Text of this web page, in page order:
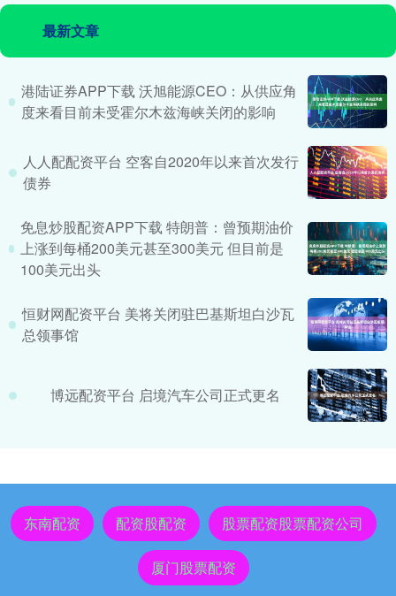
最新文章
港陆证券APP下载 沃旭能源CEO：从供应角
度来看目前未受霍尔木兹海峡关闭的影响
人人配配资平台 空客自2020年以来首次发行
债券
免息炒股配资APP下载 特朗普：曾预期油价
上涨到每桶200美元甚至300美元 但目前是
100美元出头
恒财网配资平台 美将关闭驻巴基斯坦白沙瓦
总领事馆
博远配资平台 启境汽车公司正式更名
东南配资 配资股配资 股票配资股票配资公司
厦门股票配资